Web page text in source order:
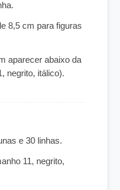
8,5 cm para figuras
aparecer abaixo da
negrito, itálico).
e 30 linhas.
11, negrito,